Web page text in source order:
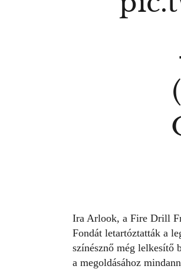
Ira Arlook, a Fire Drill
Fondát letartóztatták a
színésznő még lelkesítő
a megoldásához